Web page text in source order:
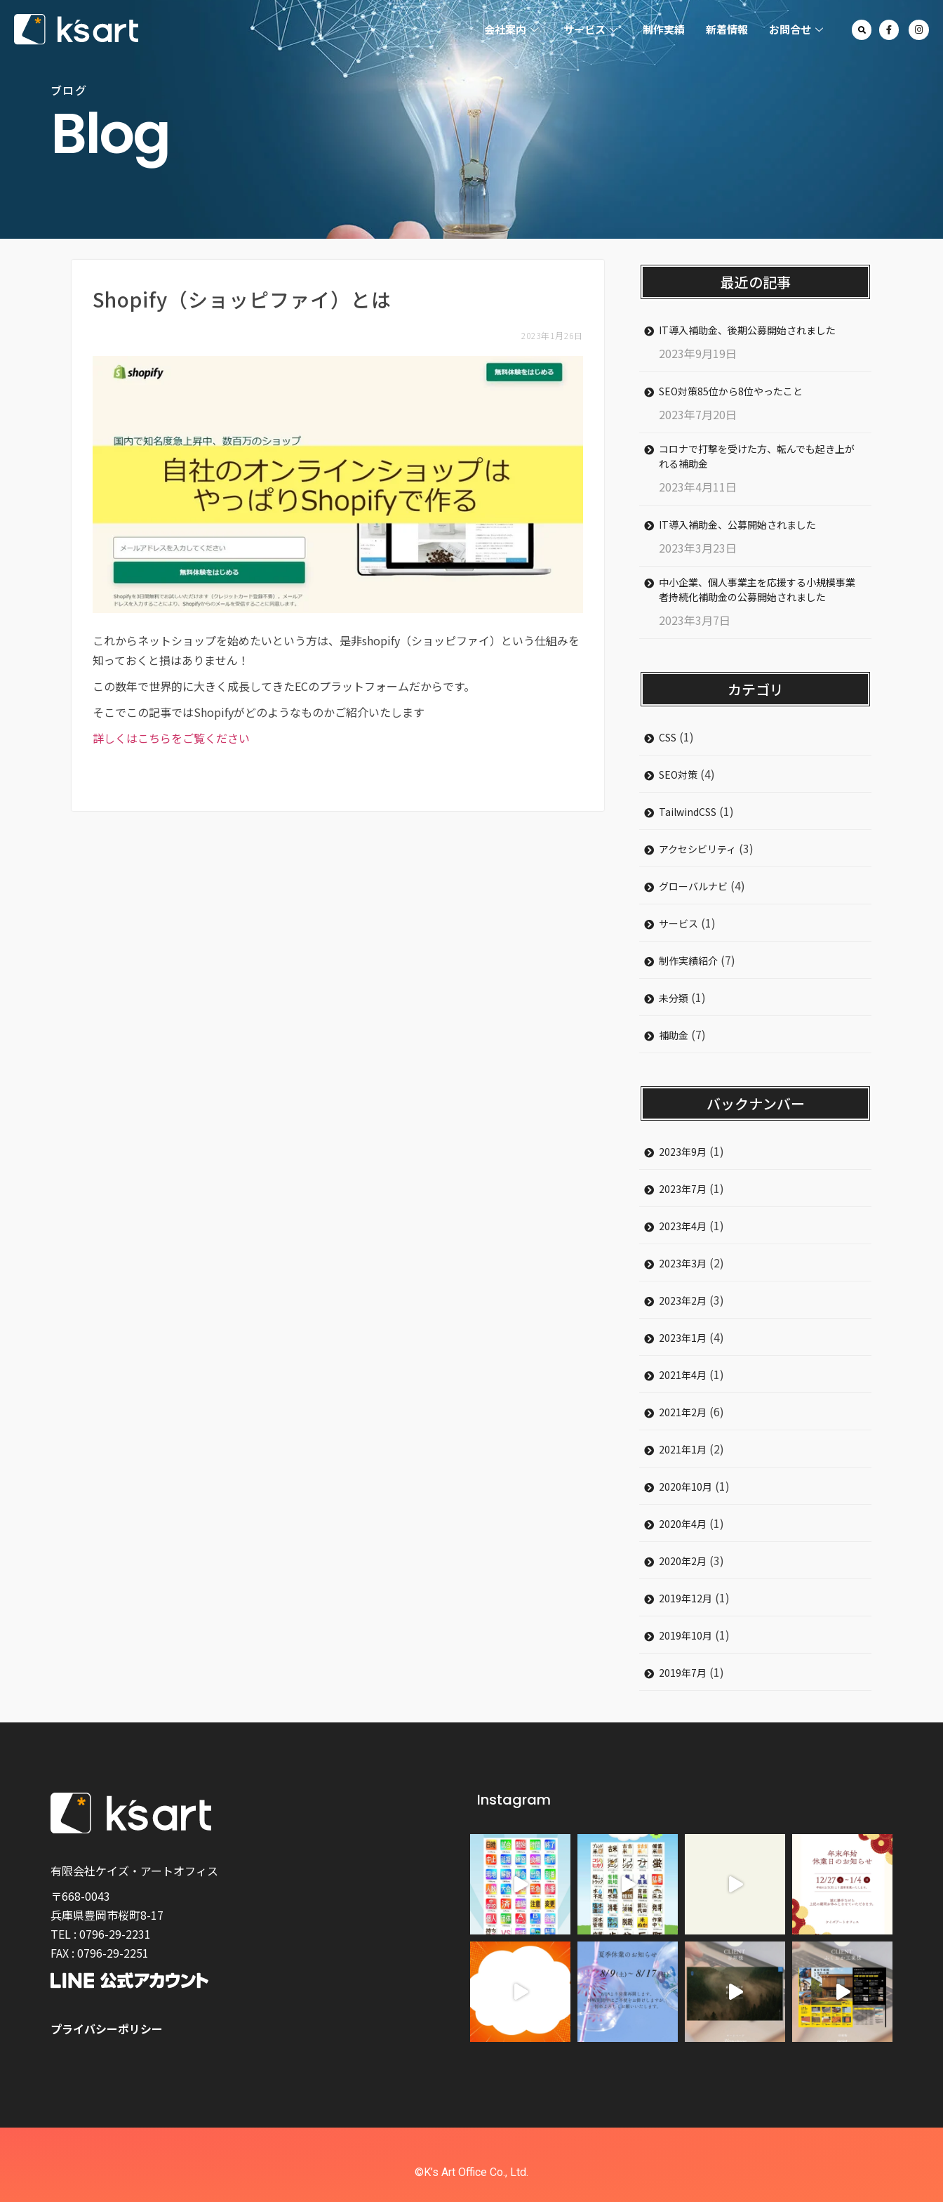
会社案内 サービス 制作実績 新着情報 お問合せ
ブログ
Blog
Shopify（ショッピファイ）とは
2023年1月26日
これからネットショップを始めたいという方は、是非shopify（ショッピファイ）という仕組みを
知っておくと損はありません！
この数年で世界的に大きく成長してきたECのプラットフォームだからです。
そこでこの記事ではShopifyがどのようなものかご紹介いたします
詳しくはこちらをご覧ください
最近の記事
IT導入補助金、後期公募開始されました
2023年9月19日
SEO対策85位から8位やったこと
2023年7月20日
コロナで打撃を受けた方、転んでも起き上が
れる補助金
2023年4月11日
IT導入補助金、公募開始されました
2023年3月23日
中小企業、個人事業主を応援する小規模事業
者持続化補助金の公募開始されました
2023年3月7日
カテゴリ
CSS (1)
SEO対策 (4)
TailwindCSS (1)
アクセシビリティ (3)
グローバルナビ (4)
サービス (1)
制作実績紹介 (7)
未分類 (1)
補助金 (7)
バックナンバー
2023年9月 (1)
2023年7月 (1)
2023年4月 (1)
2023年3月 (2)
2023年2月 (3)
2023年1月 (4)
2021年4月 (1)
2021年2月 (6)
2021年1月 (2)
2020年10月 (1)
2020年4月 (1)
2020年2月 (3)
2019年12月 (1)
2019年10月 (1)
2019年7月 (1)
有限会社ケイズ・アートオフィス
〒668-0043
兵庫県豊岡市桜町8-17
TEL : 0796-29-2231
FAX : 0796-29-2251
プライバシーポリシー
Instagram
©K’s Art Office Co., Ltd.